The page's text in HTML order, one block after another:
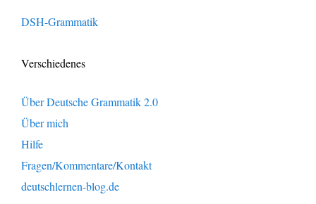
DSH-Grammatik
Verschiedenes
Über Deutsche Grammatik 2.0
Über mich
Hilfe
Fragen/Kommentare/Kontakt
deutschlernen-blog.de